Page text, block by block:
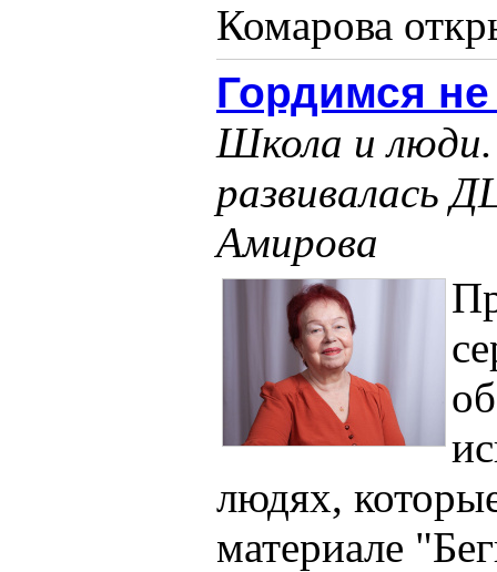
Комарова
Гордимся
Школа и люди.
Амирова
людях,
материале